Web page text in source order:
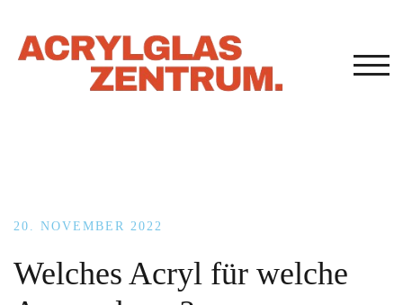
springen
20. NOVEMBER 2022
Welches Acryl für welche